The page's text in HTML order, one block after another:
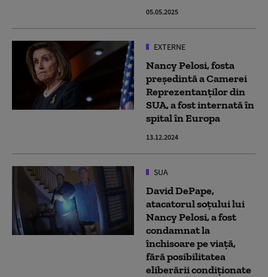
05.05.2025
EXTERNE
Nancy Pelosi, fosta
preşedintă a Camerei
Reprezentanţilor din
SUA, a fost internată în
spital în Europa
13.12.2024
SUA
David DePape,
atacatorul soțului lui
Nancy Pelosi, a fost
condamnat la
închisoare pe viață,
fără posibilitatea
eliberării condiționate